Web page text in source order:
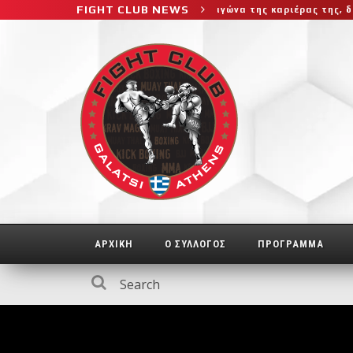
FIGHT CLUB NEWS
πιο δύσκολο αγώνα της καριέρας της, διεκδικεί τον 6ο
ΑΡΧΙΚΗ Ο ΣΥΛΛΟΓΟΣ ΠΡΟΓΡΑΜΜΑ